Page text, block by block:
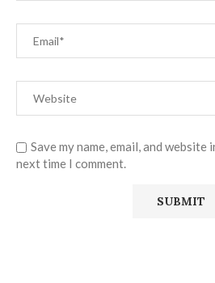
Save my name, email, and
next time I comment.